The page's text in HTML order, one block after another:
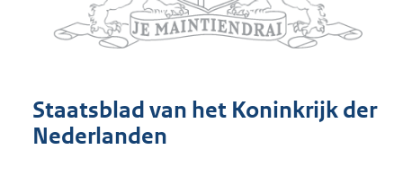
Staatsblad van het Koninkrijk der
Nederlanden